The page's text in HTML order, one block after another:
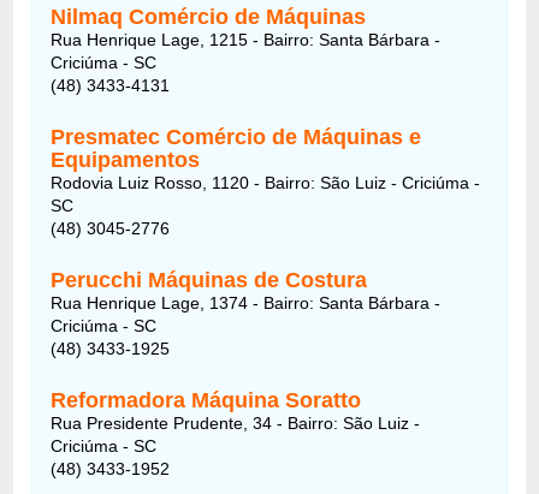
Nilmaq Comércio de Máquinas
Rua Henrique Lage, 1215 - Bairro: Santa Bárbara -
Criciúma - SC
(48) 3433-4131
Presmatec Comércio de Máquinas e
Equipamentos
Rodovia Luiz Rosso, 1120 - Bairro: São Luiz - Criciúma -
SC
(48) 3045-2776
Perucchi Máquinas de Costura
Rua Henrique Lage, 1374 - Bairro: Santa Bárbara -
Criciúma - SC
(48) 3433-1925
Reformadora Máquina Soratto
Rua Presidente Prudente, 34 - Bairro: São Luiz -
Criciúma - SC
(48) 3433-1952